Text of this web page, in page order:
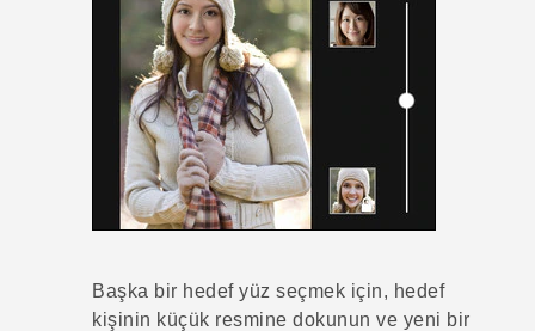
Başka bir hedef yüz seçmek için, hedef
kişinin küçük resmine dokunun ve yeni bir